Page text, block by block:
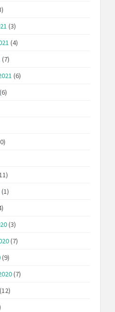
(3)
(4)
(7)
(6)
(6)
(1)
(3)
(7)
(9)
(7)
(12)